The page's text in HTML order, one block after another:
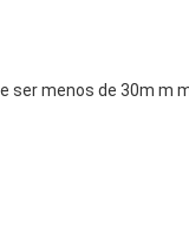
ser menos de 30m m